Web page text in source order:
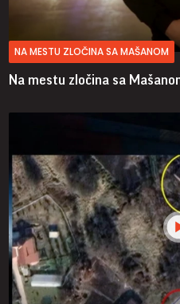
NA MESTU ZLOČINA SA MAŠANOM
Na mestu zločina sa